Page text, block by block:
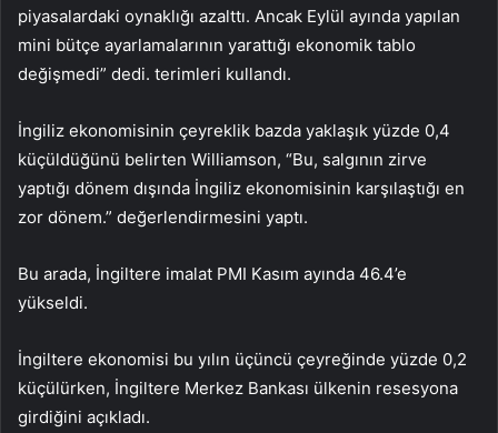
piyasalardaki oynaklığı azalttı. Ancak Eylül ayında yapılan
mini bütçe ayarlamalarının yarattığı ekonomik tablo
değişmedi” dedi. terimleri kullandı.
İngiliz ekonomisinin çeyreklik bazda yaklaşık yüzde 0,4
küçüldüğünü belirten Williamson, “Bu, salgının zirve
yaptığı dönem dışında İngiliz ekonomisinin karşılaştığı en
zor dönem.” değerlendirmesini yaptı.
Bu arada, İngiltere imalat PMI Kasım ayında 46.4’e
yükseldi.
İngiltere ekonomisi bu yılın üçüncü çeyreğinde yüzde 0,2
küçülürken, İngiltere Merkez Bankası ülkenin resesyona
girdiğini açıkladı.